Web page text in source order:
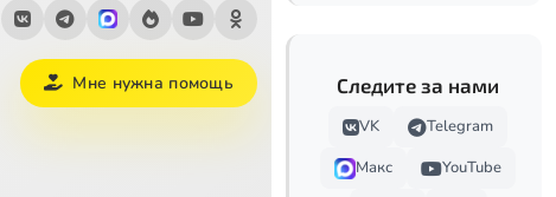
Мне нужна помощь Следите за нами
VK
Telegram
Макс
YouTube